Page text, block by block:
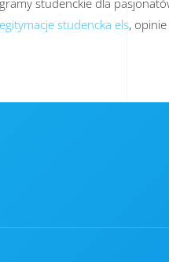
studencka els,